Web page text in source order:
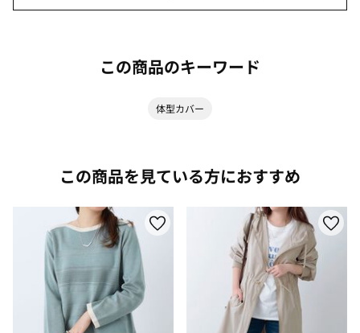
この商品のキーワード
体型カバー
この商品を見ている方におすすめ